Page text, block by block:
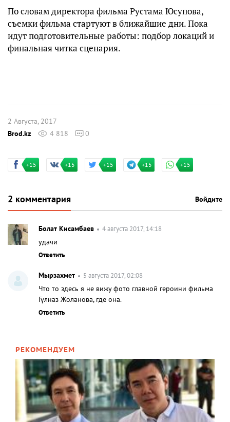
По словам директора фильма Рустама Юсупова,
съемки фильма стартуют в ближайшие дни. Пока
идут подготовительные работы: подбор локаций и
финальная читка сценария.
2 Августа, 2017
Brod.kz
4 818 0
+15 +15 +15 +15 +15
2 комментария Войдите
Болат Кисамбаев 4 августа 2017, 14:18
удачи
Ответить
Мырзахмет 5 августа 2017, 02:08
Что то здесь я не вижу фото главной героини фильма
Гүлназ Жоланова, где она.
Ответить
РЕКОМЕНДУЕМ